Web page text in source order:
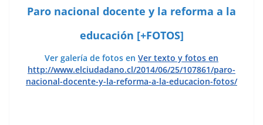
Paro nacional docente y la reforma a la
educación [+FOTOS]
Ver galería de fotos en Ver texto y fotos en
http://www.elciudadano.cl/2014/06/25/107861/paro-
nacional-docente-y-la-reforma-a-la-educacion-fotos/